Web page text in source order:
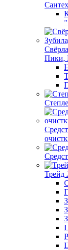
Пики,
Трейд